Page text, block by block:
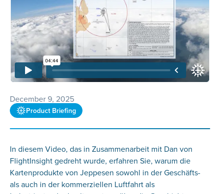
December 9, 2025
Product Briefing
In diesem Video, das in Zusammenarbeit mit Dan von
FlightInsight gedreht wurde, erfahren Sie, warum die
Kartenprodukte von Jeppesen sowohl in der Geschäfts-
als auch in der kommerziellen Luftfahrt als